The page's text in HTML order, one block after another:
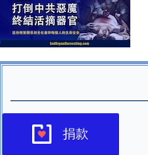
捐款